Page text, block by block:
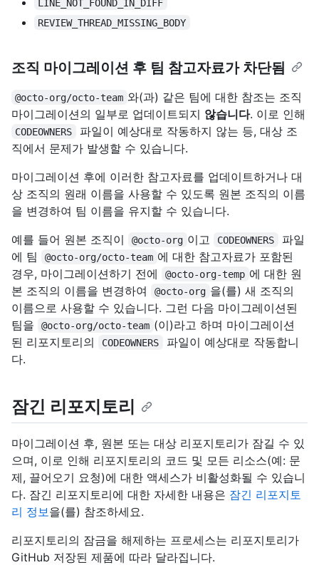
LINE_NOT_FOUND_IN_DIFF
REVIEW_THREAD_MISSING_BODY
조직 마이그레이션 후 팀 참고자료가 차단됨
@octo-org/octo-team 와(과) 같은 팀에 대한 참조는 조직
마이그레이션의 일부로 업데이트되지 않습니다. 이로 인해
CODEOWNERS
파일이 예상대로 작동하지 않는 등, 대상 조
직에서 문제가 발생할 수 있습니다.
마이그레이션 후에 이러한 참고자료를 업데이트하거나 대
상 조직의 원래 이름을 사용할 수 있도록 원본 조직의 이름
을 변경하여 팀 이름을 유지할 수 있습니다.
예를 들어 원본 조직이
@octo-org 이고 CODEOWNERS
파일
에 팀
@octo-org/octo-team 에 대한 참고자료가 포함된
경우, 마이그레이션하기 전에
@octo-org-temp 에 대한 원
본 조직의 이름을 변경하여
@octo-org 을(를) 새 조직의
이름으로 사용할 수 있습니다. 그런 다음 마이그레이션된
팀을
@octo-org/octo-team (이)라고 하며 마이그레이션
된 리포지토리의
CODEOWNERS
파일이 예상대로 작동합니
다.
잠긴 리포지토리
마이그레이션 후, 원본 또는 대상 리포지토리가 잠길 수 있
으며, 이로 인해 리포지토리의 코드 및 모든 리소스(예: 문
제, 끌어오기 요청)에 대한 액세스가 비활성화될 수 있습니
다. 잠긴 리포지토리에 대한 자세한 내용은 잠긴 리포지토
리 정보 을(를) 참조하세요.
리포지토리의 잠금을 해제하는 프로세스는 리포지토리가
GitHub 저장된 제품에 따라 달라집니다.